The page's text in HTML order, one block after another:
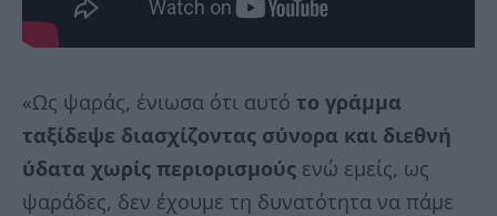
«Ως ψαράς, ένιωσα ότι αυτό το γράμμα
ταξίδεψε διασχίζοντας σύνορα και διεθνή
ύδατα χωρίς περιορισμούς ενώ εμείς, ως
ψαράδες, δεν έχουμε τη δυνατότητα να πάμε